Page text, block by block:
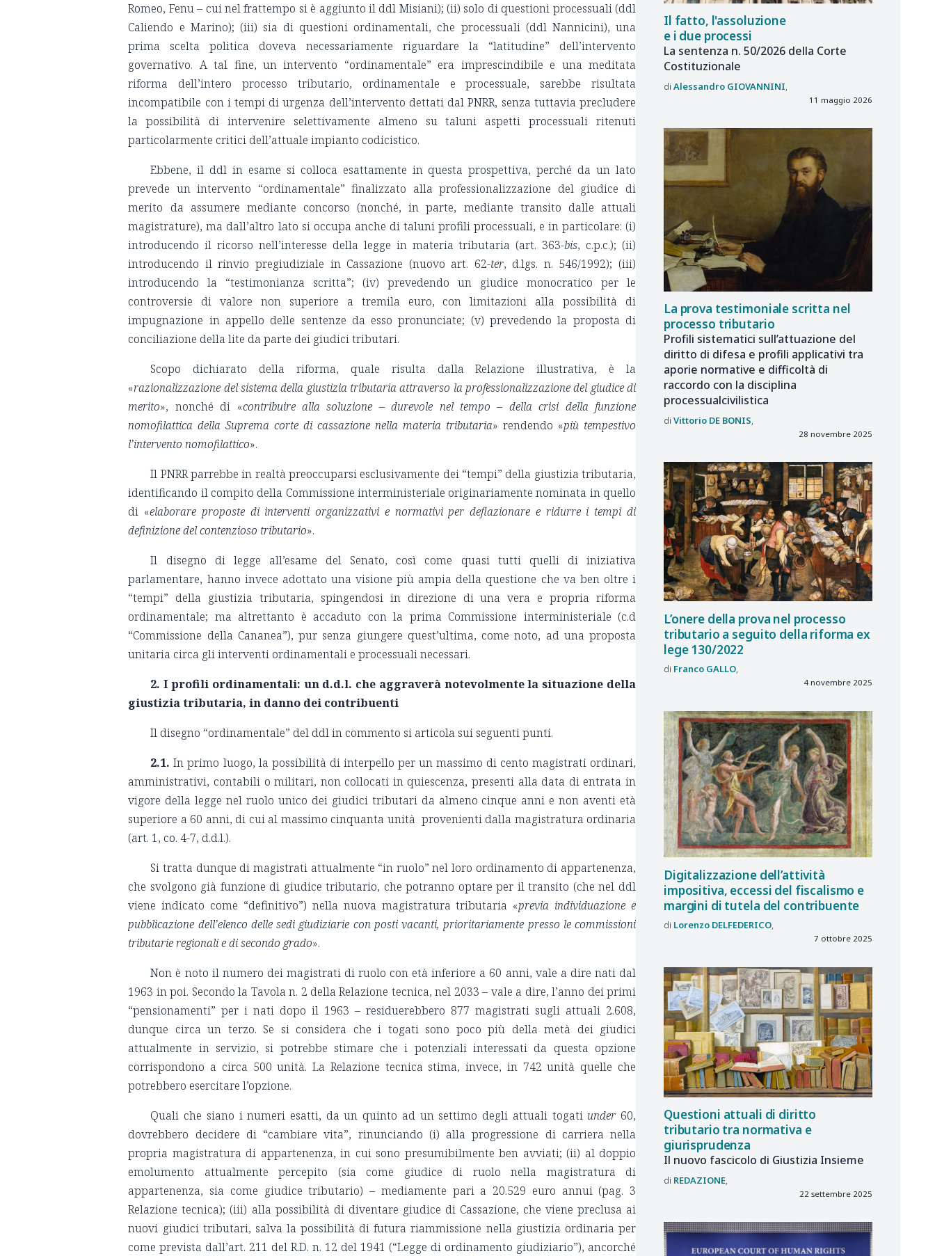
Romeo, Fenu – cui nel frattempo si è aggiunto il ddl Misiani); (ii) solo di questioni processuali (ddl
Caliendo e Marino); (iii) sia di questioni ordinamentali, che processuali (ddl Nannicini), una
prima scelta politica doveva necessariamente riguardare la “latitudine” dell’intervento
governativo. A tal fine, un intervento “ordinamentale” era imprescindibile e una meditata
riforma dell’intero processo tributario, ordinamentale e processuale, sarebbe risultata
incompatibile con i tempi di urgenza dell’intervento dettati dal PNRR, senza tuttavia precludere
la possibilità di intervenire selettivamente almeno su taluni aspetti processuali ritenuti
particolarmente critici dell’attuale impianto codicistico.
Ebbene, il ddl in esame si colloca esattamente in questa prospettiva, perché da un lato
prevede un intervento “ordinamentale” finalizzato alla professionalizzazione del giudice di
merito da assumere mediante concorso (nonché, in parte, mediante transito dalle attuali
magistrature), ma dall’altro lato si occupa anche di taluni profili processuali, e in particolare: (i)
introducendo il ricorso nell’interesse della legge in materia tributaria (art. 363-bis, c.p.c.); (ii)
introducendo il rinvio pregiudiziale in Cassazione (nuovo art. 62-ter, d.lgs. n. 546/1992); (iii)
introducendo la “testimonianza scritta”; (iv) prevedendo un giudice monocratico per le
controversie di valore non superiore a tremila euro, con limitazioni alla possibilità di
impugnazione in appello delle sentenze da esso pronunciate; (v) prevedendo la proposta di
conciliazione della lite da parte dei giudici tributari.
Scopo dichiarato della riforma, quale risulta dalla Relazione illustrativa, è la
«razionalizzazione del sistema della giustizia tributaria attraverso la professionalizzazione del giudice di
merito», nonché di «contribuire alla soluzione – durevole nel tempo – della crisi della funzione
nomofilattica della Suprema corte di cassazione nella materia tributaria» rendendo «più tempestivo
l’intervento nomofilattico».
Il PNRR parrebbe in realtà preoccuparsi esclusivamente dei “tempi” della giustizia tributaria,
identificando il compito della Commissione interministeriale originariamente nominata in quello
di «elaborare proposte di interventi organizzativi e normativi per deflazionare e ridurre i tempi di
definizione del contenzioso tributario».
Il disegno di legge all’esame del Senato, così come quasi tutti quelli di iniziativa
parlamentare, hanno invece adottato una visione più ampia della questione che va ben oltre i
“tempi” della giustizia tributaria, spingendosi in direzione di una vera e propria riforma
ordinamentale; ma altrettanto è accaduto con la prima Commissione interministeriale (c.d
“Commissione della Cananea”), pur senza giungere quest’ultima, come noto, ad una proposta
unitaria circa gli interventi ordinamentali e processuali necessari.
2. I profili ordinamentali: un d.d.l. che aggraverà notevolmente la situazione della
giustizia tributaria, in danno dei contribuenti
Il disegno “ordinamentale” del ddl in commento si articola sui seguenti punti.
2.1. In primo luogo, la possibilità di interpello per un massimo di cento magistrati ordinari,
amministrativi, contabili o militari, non collocati in quiescenza, presenti alla data di entrata in
vigore della legge nel ruolo unico dei giudici tributari da almeno cinque anni e non aventi età
superiore a 60 anni, di cui al massimo cinquanta unità provenienti dalla magistratura ordinaria
(art. 1, co. 4-7, d.d.l.).
Si tratta dunque di magistrati attualmente “in ruolo” nel loro ordinamento di appartenenza,
che svolgono già funzione di giudice tributario, che potranno optare per il transito (che nel ddl
viene indicato come “definitivo”) nella nuova magistratura tributaria «previa individuazione e
pubblicazione dell’elenco delle sedi giudiziarie con posti vacanti, prioritariamente presso le commissioni
tributarie regionali e di secondo grado».
Non è noto il numero dei magistrati di ruolo con età inferiore a 60 anni, vale a dire nati dal
1963 in poi. Secondo la Tavola n. 2 della Relazione tecnica, nel 2033 – vale a dire, l’anno dei primi
“pensionamenti” per i nati dopo il 1963 – residuerebbero 877 magistrati sugli attuali 2.608,
dunque circa un terzo. Se si considera che i togati sono poco più della metà dei giudici
attualmente in servizio, si potrebbe stimare che i potenziali interessati da questa opzione
corrispondono a circa 500 unità. La Relazione tecnica stima, invece, in 742 unità quelle che
potrebbero esercitare l’opzione.
Quali che siano i numeri esatti, da un quinto ad un settimo degli attuali togati under 60,
dovrebbero decidere di “cambiare vita”, rinunciando (i) alla progressione di carriera nella
propria magistratura di appartenenza, in cui sono presumibilmente ben avviati; (ii) al doppio
emolumento attualmente percepito (sia come giudice di ruolo nella magistratura di
appartenenza, sia come giudice tributario) – mediamente pari a 20.529 euro annui (pag. 3
Relazione tecnica); (iii) alla possibilità di diventare giudice di Cassazione, che viene preclusa ai
nuovi giudici tributari, salva la possibilità di futura riammissione nella giustizia ordinaria per
come prevista dall’art. 211 del R.D. n. 12 del 1941 (“Legge di ordinamento giudiziario”), ancorché
Il fatto, l'assoluzione
e i due processi
La sentenza n. 50/2026 della Corte
Costituzionale
Alessandro GIOVANNINI
11 maggio 2026
La prova testimoniale scritta nel
processo tributario
Profili sistematici sull’attuazione del
diritto di difesa e profili applicativi tra
aporie normative e difficoltà di
raccordo con la disciplina
processualcivilistica
Vittorio DE BONIS
28 novembre 2025
L’onere della prova nel processo
tributario a seguito della riforma ex
lege 130/2022
Franco GALLO
4 novembre 2025
Digitalizzazione dell’attività
impositiva, eccessi del fiscalismo e
margini di tutela del contribuente
Lorenzo DELFEDERICO
7 ottobre 2025
Questioni attuali di diritto
tributario tra normativa e
giurisprudenza
Il nuovo fascicolo di Giustizia Insieme
REDAZIONE
22 settembre 2025